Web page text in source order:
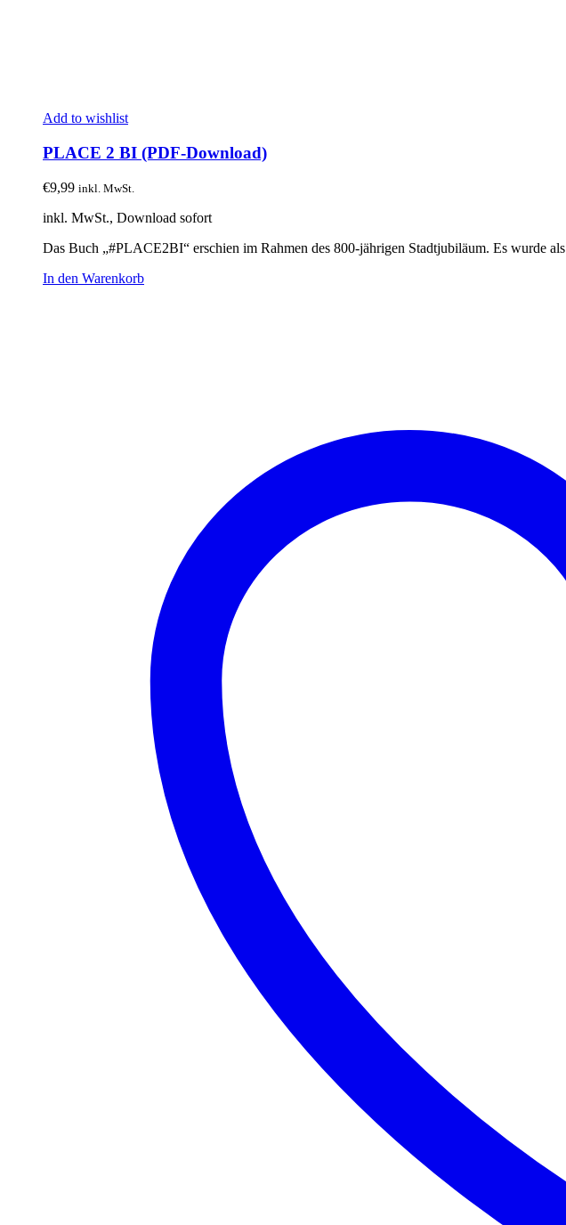
Add to wishlist
PLACE 2 BI (PDF-Download)
€9,99 inkl. MwSt.
inkl. MwSt., Download sofort
Das Buch „#PLACE2BI“ erschien im Rahmen des 800-jährigen Stadtjubiläum. Es wurde
In den Warenkorb